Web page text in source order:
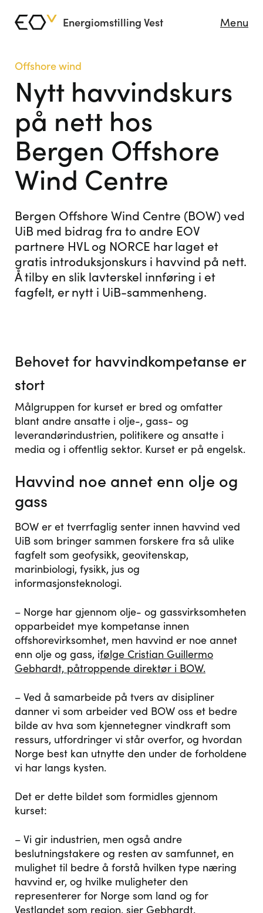
Menu
Energiomstilling Vest
Offshore wind
Nytt havvindskurs
på nett hos
Bergen Offshore
Wind Centre
Bergen Offshore Wind Centre (BOW) ved
UiB med bidrag fra to andre EOV
partnere HVL og NORCE har laget et
gratis introduksjonskurs i havvind på nett.
Å tilby en slik lavterskel innføring i et
fagfelt, er nytt i UiB-sammenheng.
Behovet for havvindkompetanse er
stort
Målgruppen for kurset er bred og omfatter
blant andre ansatte i olje-, gass- og
leverandørindustrien, politikere og ansatte i
media og i offentlig sektor. Kurset er på engelsk.
Havvind noe annet enn olje og
gass
BOW er et tverrfaglig senter innen havvind ved
UiB som bringer sammen forskere fra så ulike
fagfelt som geofysikk, geovitenskap,
marinbiologi, fysikk, jus og
informasjonsteknologi.
– Norge har gjennom olje- og gassvirksomheten
opparbeidet mye kompetanse innen
offshorevirksomhet, men havvind er noe annet
enn olje og gass, ifølge Cristian Guillermo
Gebhardt, påtroppende direktør i BOW.
– Ved å samarbeide på tvers av disipliner
danner vi som arbeider ved BOW oss et bedre
bilde av hva som kjennetegner vindkraft som
ressurs, utfordringer vi står overfor, og hvordan
Norge best kan utnytte den under de forholdene
vi har langs kysten.
Det er dette bildet som formidles gjennom
kurset:
– Vi gir industrien, men også andre
beslutningstakere og resten av samfunnet, en
mulighet til bedre å forstå hvilken type næring
havvind er, og hvilke muligheter den
representerer for Norge som land og for
Vestlandet som region, sier Gebhardt.